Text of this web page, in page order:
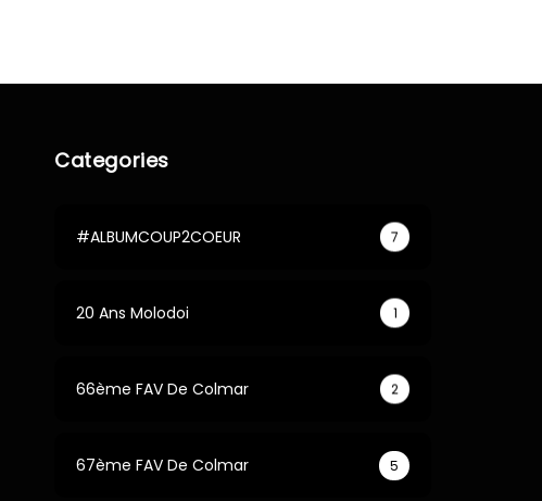
Categories
#ALBUMCOUP2COEUR 7
20 Ans Molodoi 1
66ème FAV De Colmar 2
67ème FAV De Colmar 5